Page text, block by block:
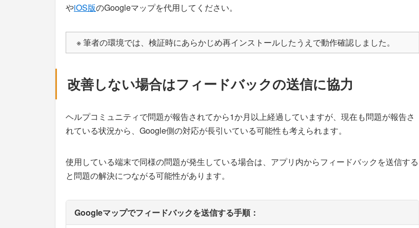
やiOS版のGoogleマップを代用してください。
※ 筆者の環境では、検証時にあらかじめ再インストールしたうえで動作確認しました。
改善しない場合はフィードバックの送信に協力
ヘルプコミュニティで問題が報告されてから1か月以上経過していますが、現在も問題が報告さ
れている状況から、Google側の対応が長引いている可能性も考えられます。
使用している端末で同様の問題が発生している場合は、アプリ内からフィードバックを送信する
と問題の解決につながる可能性があります。
Googleマップでフィードバックを送信する手順：